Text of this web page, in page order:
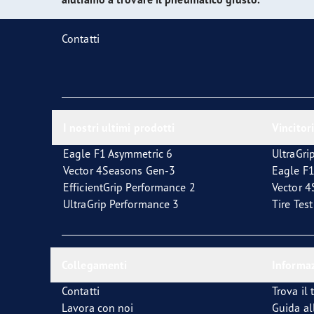
Manutenzione dei pneumatici
Quale pneumatico è adatto a lei?
Contatti
Eagle F1 Asymmetric 6
Vector 4Seasons Gen-3
EfficientGrip Performance 2
UltraGrip Performance 3
Eagle
Vector
Tire
Contatti
Lavora con noi
Trova il
Guida